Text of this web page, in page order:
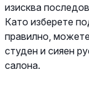
изисква
Като изберете
правилно,
студен и сияен
салона.